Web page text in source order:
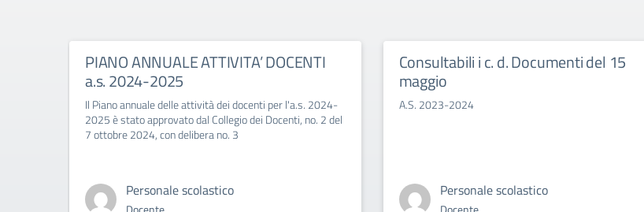
PIANO ANNUALE ATTIVITA’ DOCENTI
a.s. 2024-2025
Il Piano annuale delle attività dei docenti per l'a.s. 2024-
2025 è stato approvato dal Collegio dei Docenti, no. 2 del
7 ottobre 2024, con delibera no. 3
Personale scolastico
Consultabili i c. d. Documenti del 15
maggio
A.S. 2023-2024
Personale scolastico